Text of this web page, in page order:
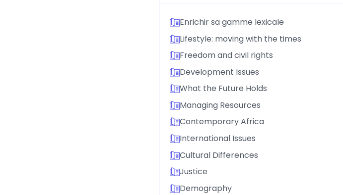
Enrichir sa gamme lexicale
Lifestyle: moving with the times
Freedom and civil rights
Development Issues
What the Future Holds
Managing Resources
Contemporary Africa
International Issues
Cultural Differences
Justice
Demography